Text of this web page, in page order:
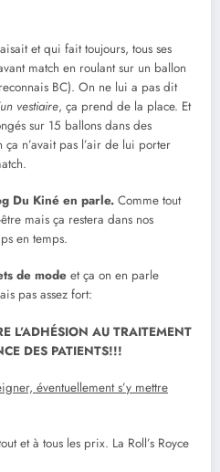
et qui fait toujours, tous ses
match en roulant sur un ballon
BC). On ne lui a pas dit
vestiaire, ça prend de la place. Et
sur 15 ballons dans des
n’avait pas l’air de lui porter
Du Kiné en parle. Comme tout
mais ça restera dans nos
en temps.
de mode et ça on en parle
pas assez fort:
L’ADHÉSION AU TRAITEMENT
DES PATIENTS!!!
éventuellement s’y mettre
et à tous les prix. La Roll’s Royce